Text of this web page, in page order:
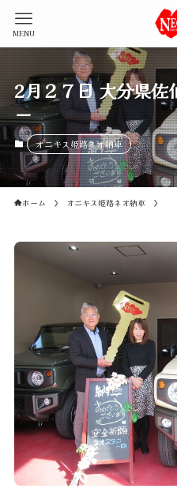
MENU
2月２７日 大分県
ー
オニキス姫路ネオ納車
ホーム オニキス姫路ネオ納車